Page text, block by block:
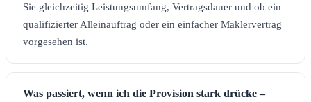
Sie gleichzeitig Leistungsumfang, Vertragsdauer und ob ein
qualifizierter Alleinauftrag oder ein einfacher Maklervertrag
vorgesehen ist.
Was passiert, wenn ich die Provision stark drücke –